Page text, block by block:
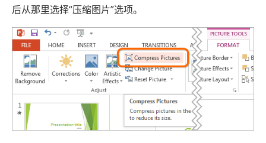
后从那里选择“压缩图片”选项。